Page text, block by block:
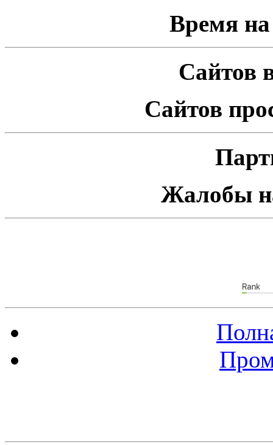
Время на
Сайтов
Сайтов
Жалобы